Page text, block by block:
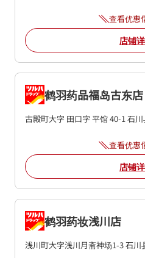
查看优惠
店铺
鹤羽药品福岛古东店
古殿町大字 田口字 平馆 40-1石
查看优惠
店铺
鹤羽药妆浅川店
浅川町大字浅川月斋神场1-3石川